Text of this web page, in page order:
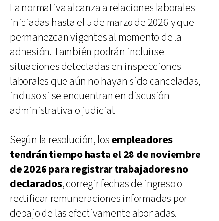
La normativa alcanza a relaciones laborales
iniciadas hasta el 5 de marzo de 2026 y que
permanezcan vigentes al momento de la
adhesión. También podrán incluirse
situaciones detectadas en inspecciones
laborales que aún no hayan sido canceladas,
incluso si se encuentran en discusión
administrativa o judicial.
Según la resolución, los empleadores
tendrán tiempo hasta el 28 de noviembre
de 2026 para registrar trabajadores no
declarados, corregir fechas de ingreso o
rectificar remuneraciones informadas por
debajo de las efectivamente abonadas.